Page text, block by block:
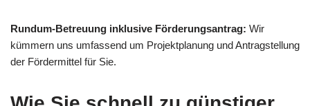
Rundum-Betreuung inklusive Förderungsantrag: Wir
kümmern uns umfassend um Projektplanung und Antragstellung
der Fördermittel für Sie.